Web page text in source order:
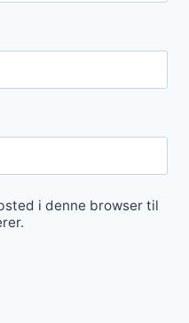
i denne browser til